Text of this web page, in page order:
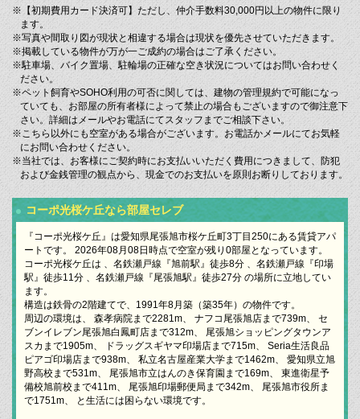
※【初期費用カード決済可】ただし、仲介手数料30,000円以上の物件に限り
ます。
※写真や間取り図が現状と相違する場合は現状を優先させていただきます。
※掲載している物件が万が一ご成約の場合はご了承ください。
※駐車場、バイク置場、駐輪場の正確な空き状況についてはお問い合わせく
ださい。
※ペット飼育やSOHO利用の可否に関しては、建物の管理規約で可能になっ
ていても、お部屋の所有者様によって禁止の場合もございますので御注意下
さい。詳細はメールやお電話にてスタッフまでご相談下さい。
※こちら以外にも空室がある場合がございます。お電話かメールにてお気軽
にお問い合わせください。
※当社では、お客様にご契約時にお支払いいただく費用につきまして、防犯
および金銭管理の観点から、現金でのお支払いを原則お断りしております。
コーポ光桜ケ丘なら部屋セレブ
『コーポ光桜ケ丘』は愛知県尾張旭市桜ケ丘町3丁目250にある賃貸アパ
ートです。 2026年08月08日時点で空室が残り0部屋となっています。
コーポ光桜ケ丘は 、名鉄瀬戸線『旭前駅』徒歩8分 、名鉄瀬戸線『印場
駅』徒歩11分 、名鉄瀬戸線『尾張旭駅』徒歩27分 の場所に立地してい
ます。
構造は鉄骨の2階建てで、1991年8月築（築35年）の物件です。
周辺の環境は、 森孝病院まで2281m、 ナフコ尾張旭店まで739m、 セ
ブンイレブン尾張旭白鳳町店まで312m、 尾張旭ショッピングタウンア
スカまで1905m、 ドラッグスギヤマ印場店まで715m、 Seria生活良品
ピアゴ印場店まで938m、 私立名古屋産業大学まで1462m、 愛知県立旭
野高校まで531m、 尾張旭市立はんのき保育園まで169m、 東進衛星予
備校旭前校まで411m、 尾張旭印場郵便局まで342m、 尾張旭市役所ま
で1751m、 と生活には困らない環境です。